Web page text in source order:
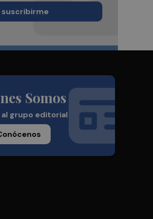
suscribirme
Somos
al grupo editorial